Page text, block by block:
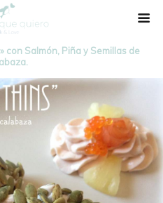
con Salmón, Piña y Semillas de